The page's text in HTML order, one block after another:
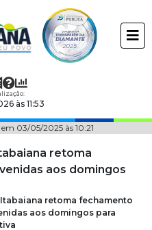
às 11:53
03/05/2025 às 10:21
retoma
aos domingos
retoma fechamento
aos domingos para